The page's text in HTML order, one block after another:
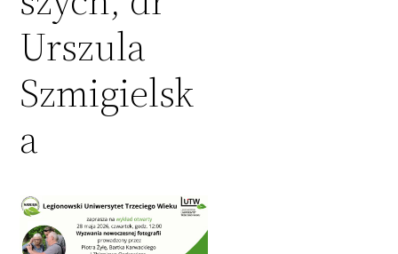
Urszula
Szmigielsk
a